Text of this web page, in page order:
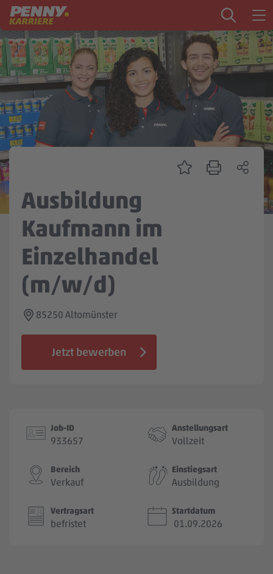
Zum Inhalt springen
Startseite
PENNY als Arbeitgeber
Ausbildung
Markt
Zentrale & Vertrieb
Mein Kandidat:innenprofil
Ausbildung
Kaufmann im
Einzelhandel
(m/w/d)
85250 Altomünster
Jetzt bewerben
Job-ID
933657
Anstellungsart
Vollzeit
Bereich
Verkauf
Einstiegsart
Ausbildung
Vertragsart
befristet
Startdatum
01.09.2026